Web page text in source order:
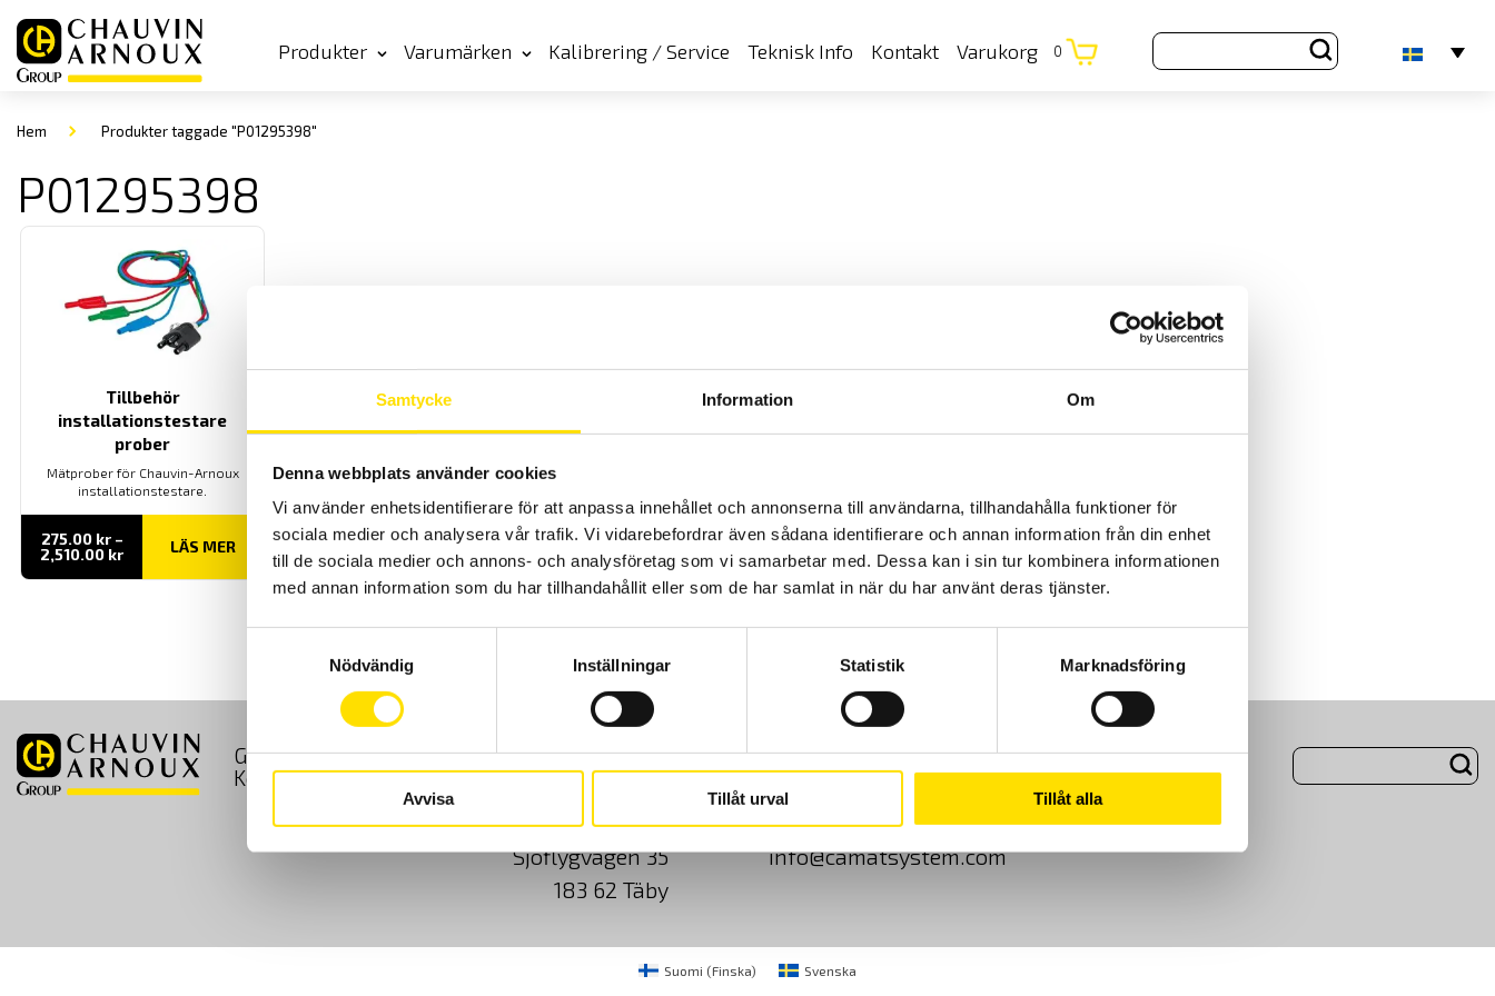
Samtycke Information Om
Denna webbplats använder cookies
Vi använder enhetsidentifierare för att anpassa innehållet och annonserna till användarna, tillhandahålla funktioner för
sociala medier och analysera vår trafik. Vi vidarebefordrar även sådana identifierare och annan information från din enhet
till de sociala medier och annons- och analysföretag som vi samarbetar med. Dessa kan i sin tur kombinera informationen
med annan information som du har tillhandahållit eller som de har samlat in när du har använt deras tjänster.
Nödvändig
Inställningar Statistik Marknadsföring
Avvisa Tillåt urval Tillåt alla
Produkter Varumärken Kalibrering / Service Teknisk Info Kontakt Varukorg 0
Hem Produkter taggade "P01295398"
P01295398
Tillbehör
installationstestare
prober
Mätprober för Chauvin-Arnoux
installationstestare.
275.00 kr –
2,510.00 krPrisintervall:
till
LÄS MER
GDPR Köpvillkor Cookies Klagomål Kundundersökning
Om Oss
Kontakt
CA Mätsystem AB
Sjöflygvägen 35
183 62 Täby
08-50 52 68 00
info@camatsystem.com
Suomi (Finska) Svenska